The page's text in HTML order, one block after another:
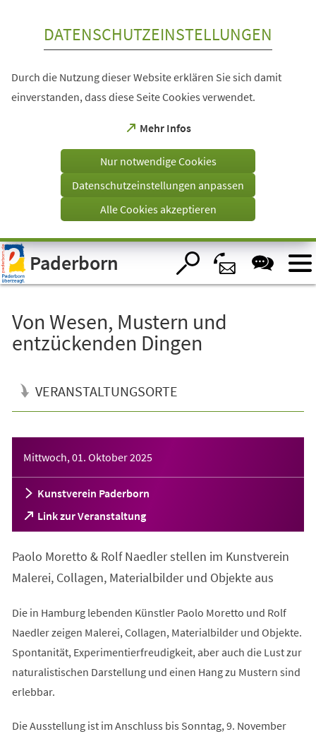
Visuelle
Assistenzsoftware
öffnen.
DATENSCHUTZEINSTELLUNGEN
Durch die Nutzung dieser Website erklären Sie sich damit
einverstanden, dass diese Seite Cookies verwendet.
Mehr Infos
(Öffnet
einem
Tab)
Nur notwendige Cookies
Datenschutzeinstellungen anpassen
Alle Cookies akzeptieren
Paderborn
Von Wesen, Mustern und
entzückenden Dingen
VERANSTALTUNGSORTE
Mittwoch, 01. Oktober 2025
Kunstverein Paderborn
Link zur Veranstaltung
(Öffnet
in
neuen
Tab)
Paolo Moretto & Rolf Naedler stellen im Kunstverein
Malerei, Collagen, Materialbilder und Objekte aus
Die in Hamburg lebenden Künstler Paolo Moretto und Rolf
Naedler zeigen Malerei, Collagen, Materialbilder und Objekte.
Spontanität, Experimentierfreudigkeit, aber auch die Lust zur
naturalistischen Darstellung und einen Hang zu Mustern sind
erlebbar.
Die Ausstellung ist im Anschluss bis Sonntag, 9. November